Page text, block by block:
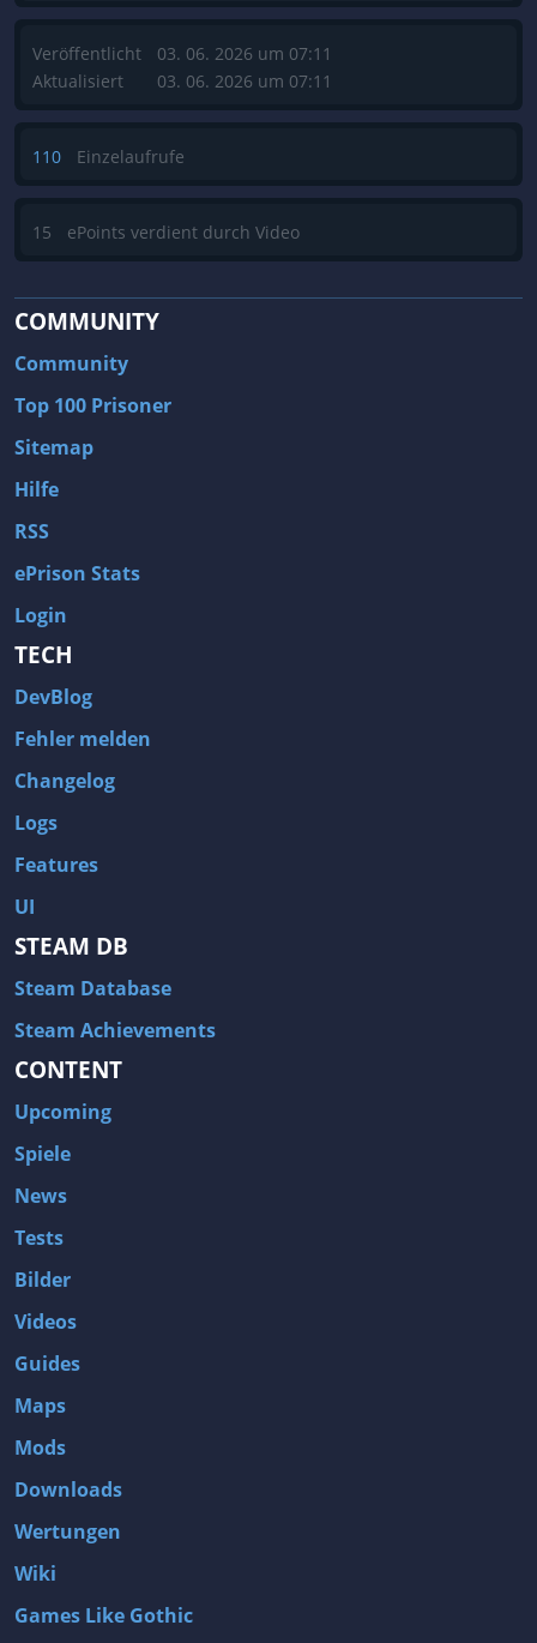
Veröffentlicht
Aktualisiert
03. 06. 2026 um 07:11
03. 06. 2026 um 07:11
110 Einzelaufrufe
15 ePoints verdient durch Video
COMMUNITY
Community
Top 100 Prisoner
Sitemap
Hilfe
RSS
ePrison Stats
Login
TECH
DevBlog
Fehler melden
Changelog
Logs
Features
UI
STEAM DB
Steam Database
Steam Achievements
CONTENT
Upcoming
Spiele
News
Tests
Bilder
Videos
Guides
Maps
Mods
Downloads
Wertungen
Wiki
Games Like Gothic